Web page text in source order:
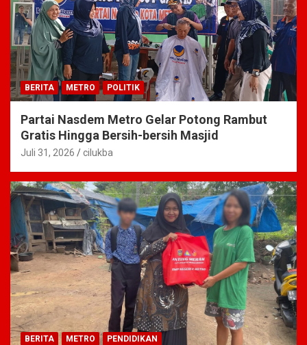
BERITA METRO POLITIK
Partai Nasdem Metro Gelar Potong Rambut
Gratis Hingga Bersih-bersih Masjid
Juli 31, 2026 cilukba
BERITA METRO PENDIDIKAN